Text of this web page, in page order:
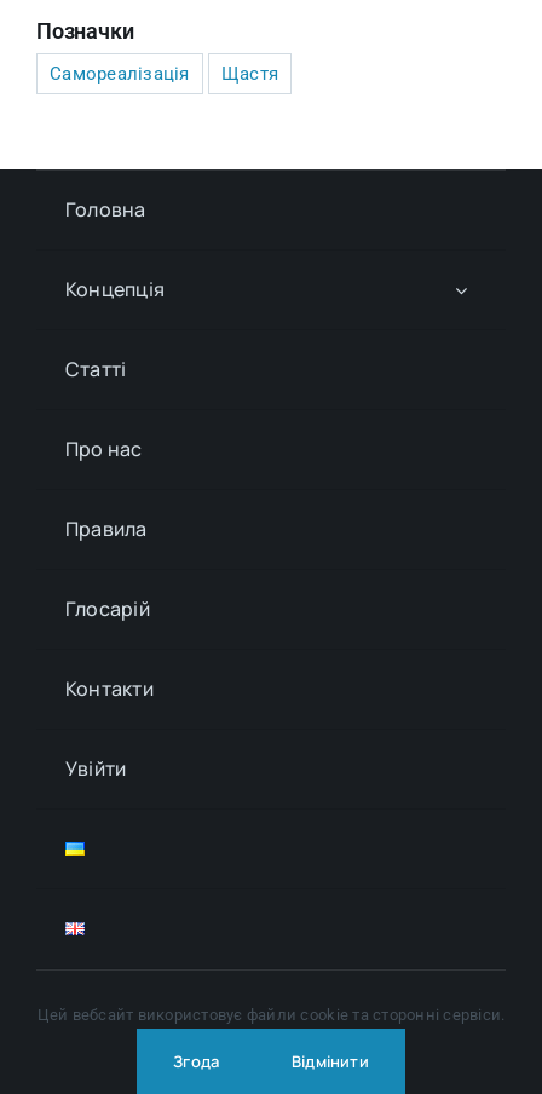
Позначки
Самореалізація Щастя
Головна
Концепція
Статті
Про нас
Правила
Глосарій
Контакти
Увійти
© Copyright 2024 - 2026 | All Rights Reserved |Політика
конфіденційності| Правила користування ресурсом
Цей вебсайт використовує файли cookie та сторонні сервіси.
Згода Відмінити